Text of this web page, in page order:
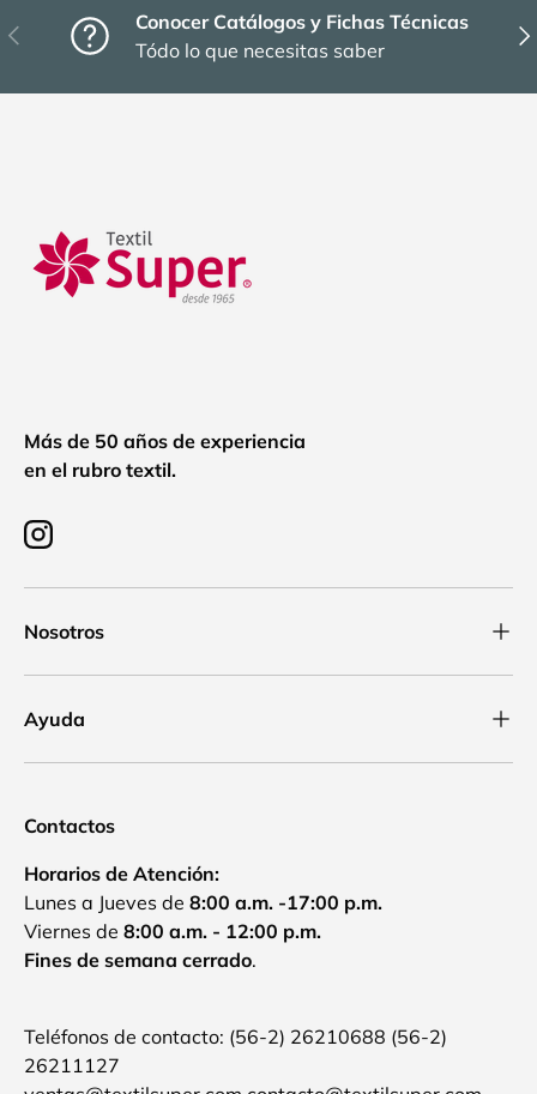
Anterior
Conocer Catálogos y Fichas Técnicas
Tódo lo que necesitas saber
Más de 50 años de experiencia
en el rubro textil.
Instagram
Nosotros
Ayuda
Contactos
Horarios de Atención:
Lunes a Jueves de 8:00 a.m. -17:00 p.m.
Viernes de 8:00 a.m. - 12:00 p.m.
Fines de semana cerrado.
Teléfonos de contacto: (56-2) 26210688 (56-2)
26211127